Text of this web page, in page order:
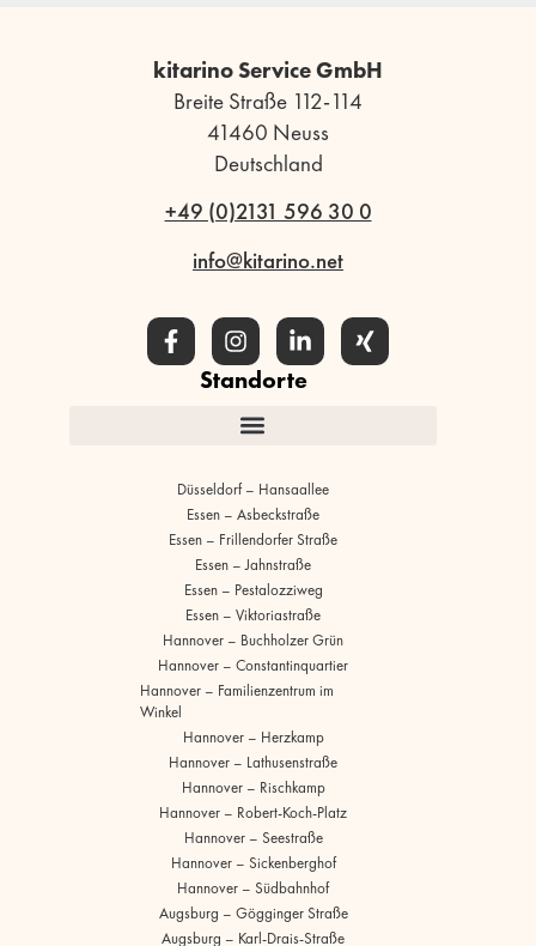
kitarino Service GmbH
Breite Straße 112-114
41460 Neuss
Deutschland
+49 (0)2131 596 30 0
info@kitarino.net
Standorte
Düsseldorf – Hansaallee
Essen – Asbeckstraße
Essen – Frillendorfer Straße
Essen – Jahnstraße
Essen – Pestalozziweg
Essen – Viktoriastraße
Hannover – Buchholzer Grün
Hannover – Constantinquartier
Hannover – Familienzentrum im
Winkel
Hannover – Herzkamp
Hannover – Lathusenstraße
Hannover – Rischkamp
Hannover – Robert-Koch-Platz
Hannover – Seestraße
Hannover – Sickenberghof
Hannover – Südbahnhof
Augsburg – Gögginger Straße
Augsburg – Karl-Drais-Straße